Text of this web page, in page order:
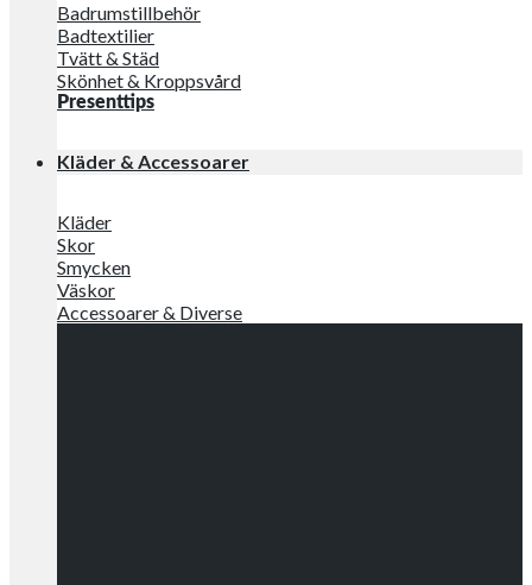
Badrumstillbehör
Badtextilier
Tvätt & Städ
Skönhet & Kroppsvård
Presenttips
Kläder & Accessoarer
Kläder
Skor
Smycken
Väskor
Accessoarer & Diverse